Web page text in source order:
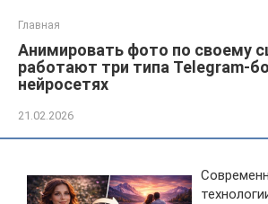
Главная
Анимировать фото по своему
работают три типа Telegram-
нейросетях
21.02.2026